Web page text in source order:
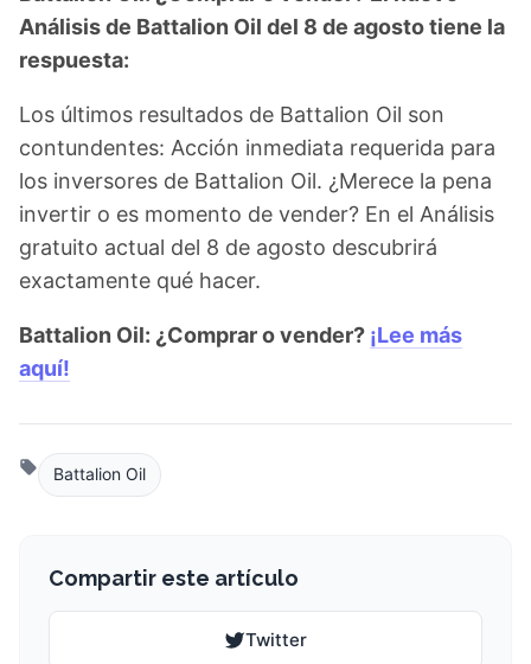
Análisis de Battalion Oil del 8 de agosto tiene la
respuesta:
Los últimos resultados de Battalion Oil son
contundentes: Acción inmediata requerida para
los inversores de Battalion Oil. ¿Merece la pena
invertir o es momento de vender? En el Análisis
gratuito actual del 8 de agosto descubrirá
exactamente qué hacer.
Battalion Oil: ¿Comprar o vender? ¡Lee más
aquí!
Battalion Oil
Compartir este artículo
Twitter